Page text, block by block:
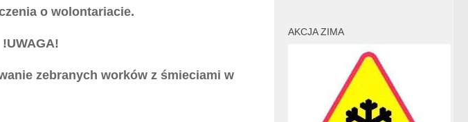
o wolontariacie.
!UWAGA!
zebranych worków z śmieciami w
AKCJA ZIMA